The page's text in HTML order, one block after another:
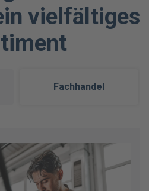
vielfältiges
Fachhandel